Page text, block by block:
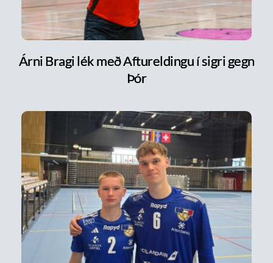
Árni Bragi lék með Aftureldingu í sigri gegn
Þór